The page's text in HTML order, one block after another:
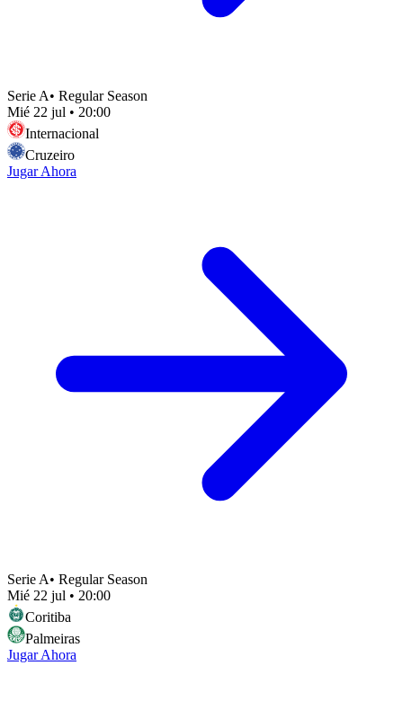
Serie A• Regular Season
Mié 22 jul • 20:00
Internacional
Cruzeiro
Jugar Ahora
Serie A• Regular Season
Mié 22 jul • 20:00
Coritiba
Palmeiras
Jugar Ahora